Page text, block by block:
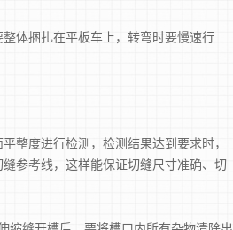
体捆扎在平板车上，转弯时要慢速行
度进行检测，检测结果达到要求时，
参考线，这样能保证切缝尺寸准确、切